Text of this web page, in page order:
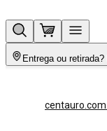
Entrega ou retirada?